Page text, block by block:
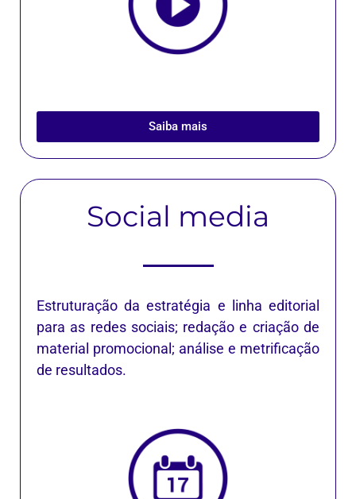
Saiba mais
Social media
Estruturação da estratégia e linha editorial
para as redes sociais; redação e criação de
material promocional; análise e metrificação
de resultados.